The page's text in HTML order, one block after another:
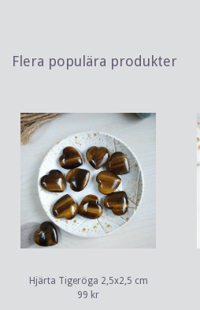
Flera populära produkter
Hjärta Tigeröga 2,5x2,5 cm
99 kr